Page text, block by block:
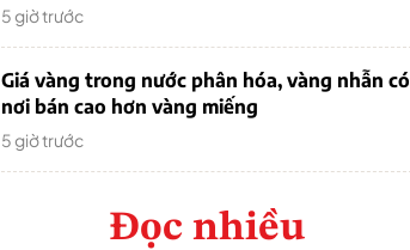
5 giờ trước
Giá vàng trong nước phân hóa, vàng nhẫn có
nơi bán cao hơn vàng miếng
5 giờ trước
Đọc nhiều